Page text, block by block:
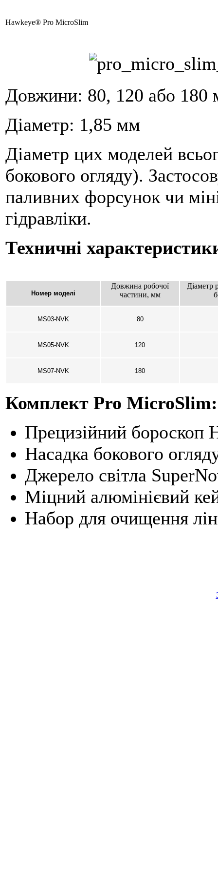
Hawkeye® Pro MicroSlim
Довжини: 80, 120 або 180
Діаметр: 1,85 мм
Діаметр цих моделей
бокового огляду).
паливних форсунок чи
гідравліки.
Техничні
Номер моделі
Довжина робочої
частини, мм
Діаметр
MS03-NVK 80
MS05-NVK 120
MS07-NVK 180
Комплект Pro MicroSlim:
Прецизійний
Насадка бокового
Джерело світла
Міцний алюмінієвий
Набор для очищення